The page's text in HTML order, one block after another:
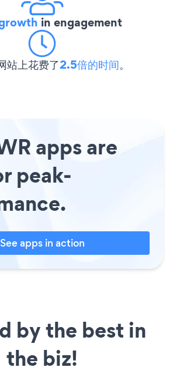
in engagement
站上花费了2.5倍的时间。
apps are
peak-
See apps in action
by the best in
the biz!